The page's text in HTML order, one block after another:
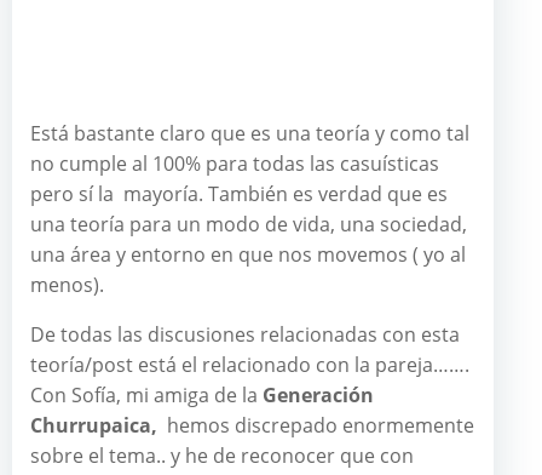
Está bastante claro que es una teoría y como tal
no cumple al 100% para todas las casuísticas
pero sí la mayoría. También es verdad que es
una teoría para un modo de vida, una sociedad,
una área y entorno en que nos movemos ( yo al
menos).
De todas las discusiones relacionadas con esta
teoría/post está el relacionado con la pareja…….
Con Sofía, mi amiga de la Generación
Churrupaica, hemos discrepado enormemente
sobre el tema.. y he de reconocer que con